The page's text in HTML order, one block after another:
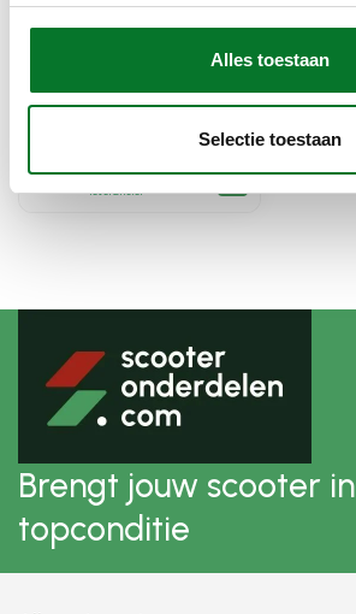
Alles toestaan
Selectie toestaan
gereedschap
€21,73
Op voorraad bij
leverancier
Brengt jouw scooter in
topconditie